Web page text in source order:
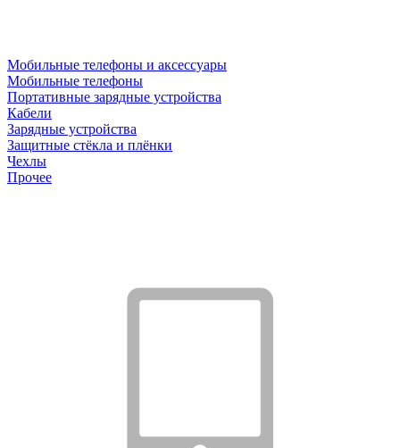
Мобильные телефоны и аксессуары
Мобильные телефоны
Портативные зарядные устройства
Кабели
Зарядные устройства
Защитные стёкла и плёнки
Чехлы
Прочее